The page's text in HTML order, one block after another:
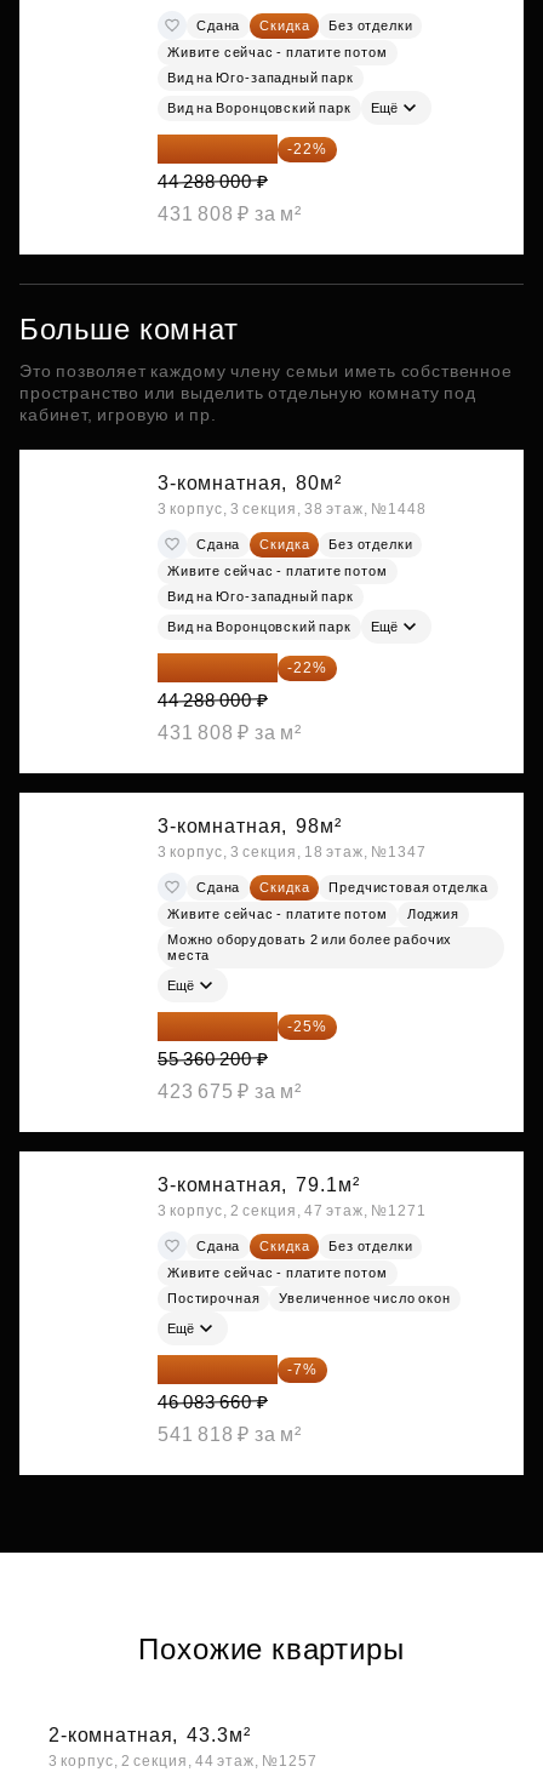
Сдана Скидка
Без отделки
Живите сейчас - платите потом
Вид на Юго-западный парк
Вид на Воронцовский парк Ещё
34 544 640 ₽ -22%
44 288 000 ₽
431 808 ₽ за м²
Больше комнат
Это позволяет каждому члену семьи иметь собственное
пространство или выделить отдельную комнату под
кабинет, игровую и пр.
3-комнатная, 80м²
3 корпус, 3 секция, 38 этаж, №1448
Сдана Скидка
Без отделки
Живите сейчас - платите потом
Вид на Юго-западный парк
Вид на Воронцовский парк Ещё
34 544 640 ₽ -22%
44 288 000 ₽
431 808 ₽ за м²
3-комнатная, 98м²
3 корпус, 3 секция, 18 этаж, №1347
Сдана Скидка
Предчистовая отделка
Живите сейчас - платите потом
Лоджия
Можно оборудовать 2 или более рабочих
места
Ещё
41 520 150 ₽ -25%
55 360 200 ₽
423 675 ₽ за м²
3-комнатная, 79.1м²
3 корпус, 2 секция, 47 этаж, №1271
Сдана Скидка
Без отделки
Живите сейчас - платите потом
Постирочная
Увеличенное число окон
Ещё
42 857 804 ₽ -7%
46 083 660 ₽
541 818 ₽ за м²
Похожие квартиры
2-комнатная, 43.3м²
3 корпус, 2 секция, 44 этаж, №1257